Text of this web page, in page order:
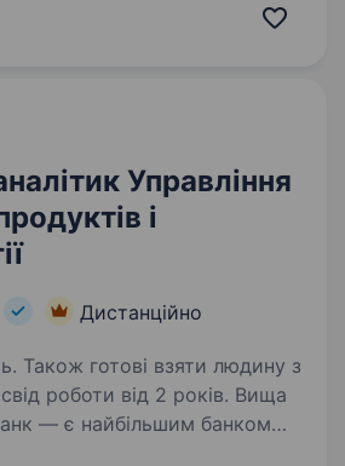
AI models such
Управління
і
Дистанційно
Також готові взяти людину з
роботи від 2 років. Вища